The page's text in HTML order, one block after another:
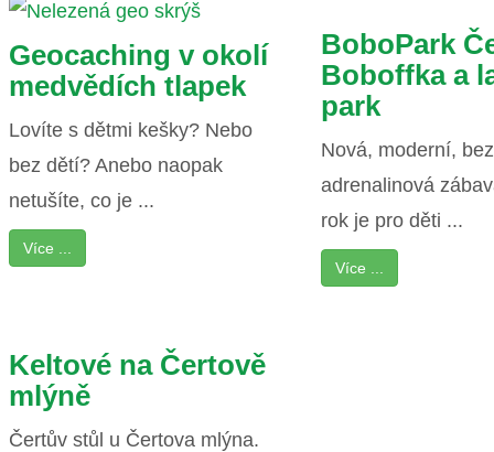
Geocaching v okolí
medvědích tlapek
Lovíte s dětmi kešky? Nebo
bez dětí? Anebo naopak
netušíte, co je ...
Více ...
BoboPark
Boboffka a
park
Nová, moderní,
adrenalinová
rok je pro děti ...
Více ...
Keltové na Čertově
mlýně
Čertův stůl u Čertova mlýna.